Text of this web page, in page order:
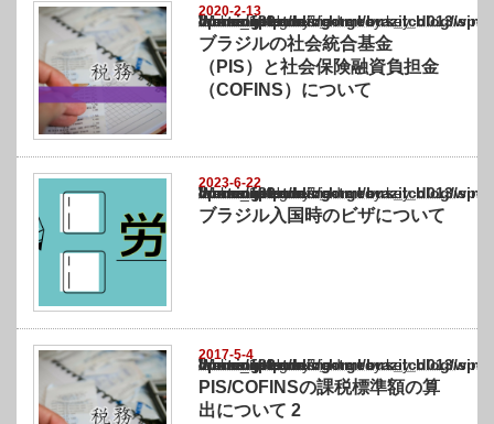
2020-2-13
Warning
: Undefined array key "show_category" in
/home/netst/kuno-cpa.co.jp/public_html/brazil_blog/wp-content/themes/
on line183
ブラジルの社会統合基金
（PIS）と社会保険融資負担金
（COFINS）について
2023-6-22
Warning
: Undefined array key "show_category" in
/home/netst/kuno-cpa.co.jp/public_html/brazil_blog/wp-content/themes/
on line183
ブラジル入国時のビザについて
2017-5-4
Warning
: Undefined array key "show_category" in
/home/netst/kuno-cpa.co.jp/public_html/brazil_blog/wp-content/themes/
on line183
PIS/COFINSの課税標準額の算
出について 2